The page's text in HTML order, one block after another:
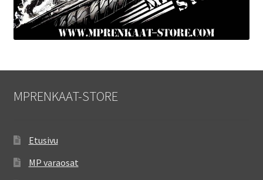
MPRENKAAT-STORE
Etusivu
MP varaosat